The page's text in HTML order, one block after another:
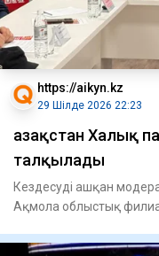
https://aikyn.kz
29 Шілде 2026 22:23
Қазақстан Халық
талқылады
Кездесуді ашқан
Ақмола облыстық